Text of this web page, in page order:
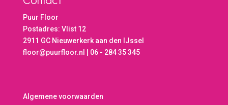
Puur Floor
Postadres: Vlist 12
2911 GC Nieuwerkerk aan den IJssel
floor@puurfloor.nl | 06 - 284 35 345
Algemene voorwaarden